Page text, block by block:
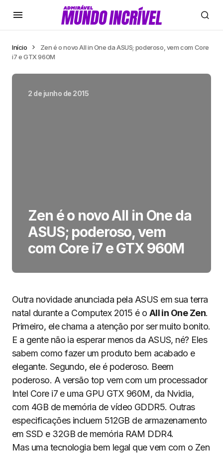
Início
Zen é o novo All in One da ASUS; poderoso, vem com Core
i7 e GTX 960M
2 de junho de 2015
Zen é o novo All in One da
ASUS; poderoso, vem
com Core i7 e GTX 960M
Outra novidade anunciada pela ASUS em sua terra
natal durante a Computex 2015 é o All in One Zen.
Primeiro, ele chama a atenção por ser muito bonito.
E a gente não ia esperar menos da ASUS, né? Eles
sabem como fazer um produto bem acabado e
elegante. Segundo, ele é poderoso. Beem
poderoso. A versão top vem com um processador
Intel Core i7 e uma GPU GTX 960M, da Nvidia,
com 4GB de memória de vídeo GDDR5. Outras
especificações incluem 512GB de armazenamento
em SSD e 32GB de memória RAM DDR4.
Mas uma tecnologia bem legal que vem com o Zen